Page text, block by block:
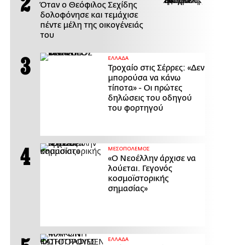
Όταν ο Θεόφιλος Σεχίδης
δολοφόνησε και τεμάχισε
πέντε μέλη της οικογένειάς
του
ΕΛΛΑΔΑ
Τροχαίο στις Σέρρες: «Δεν
μπορούσα να κάνω
τίποτα» - Οι πρώτες
δηλώσεις του οδηγού
του φορτηγού
ΜΕΣΟΠΟΛΕΜΟΣ
«Ο Νεοέλλην άρχισε να
λούεται. Γεγονός
κοσμοϊστορικής
σημασίας»
ΕΛΛΑΔΑ